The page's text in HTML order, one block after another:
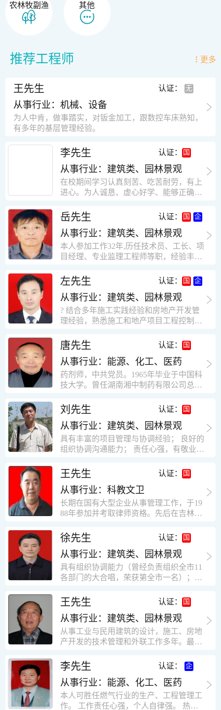
农林牧副渔 其他
推荐工程师 更多
王先生 认证：
从事行业：机械、设备
为人中肯，做事踏实，对钣金加工，跟数控车床熟知，
有多年的基层管理经验。
李先生 认证：
从事行业：建筑类、园林景观
在校期间学习认真刻苦、吃苦耐劳，有上
进心。为人诚恳、虚心好学、能够正确对
思想积极上进，接受能力和独立能力强，
有很强的团队精神和集体荣誉感。做事认
真负责，有很强的责任心。秉承山大扎
实、厚重的学风。为人正直、诚信、稳
重。有强烈的上进心、事业心。有很强的
工作学习认真踏实，能够吃苦耐劳，责任
心强。 性格外向、开朗，有良好的人
际关系和一定的组织能力。做事认真负
责、积极肯干。我有信心在今后的工作岗
位上发挥自己的才能!积极的人生观，在我
的字典中没有“放弃”，始终坚信只要努力
快掌握一种新事物的能力。我的格言：也
许我不是最好的，但我会做得更好。知识
面广泛，头脑灵活，思维开阔敏捷，极富
创新精神。
岳先生 认证：
从事行业：建筑类、园林景观
本人参加工作32年,历任技术员、工长、项
目经理、专业监理工程师等职，经验丰
计，工程经济技术分析，能适应建筑行业
各种岗位，组织协调能力强，技术全面，
适用工地管理． 本人1978年高中毕业，同
年参加工作，至今已在建筑行业工作了30
年。从1978年进入本县建筑公司学徒开始
目经理、专业监理工程师等职。 管理过许
多各种结构的工业及民用建筑。1984年至
1986年就职于新疆乌鲁木齐铁路局劳动服
务公司建筑三工区任技术员。参于管理的
项目有：职工居乐部游艺楼，4000平方，
砖混结构。职工电教楼，8000平方，框架
方。1987至1981988年爱聘于郑州市荥阳
第二建筑公司，任郑州市天然气公司基地
建设项目施工员。该项目有15层办公楼及
裙楼一栋8000平方。框架结构。住宅楼4
栋16000平方，6层砖混结构。1989年至19
术负责人，该项目为水泥生产线，该项目
有圆形连体熟料仓12，每个直径9米高41
米，砖混结构，皮带运输走廊一个，框架
结构长185米，高5.2米的框架结构。1991
年调入新乡市新营建筑公司历任：七里三
营乡刘庄火力发电厂项目经理，该项目有
平方装配式工业厂房，焦作市林果住宅小
区项目经理，该项目有住宅楼9栋6层砖混
结构，总建筑面积36000平方米。2004年
限公司专业监理工程师，广东重工监理有
限公司任专业监理工程师，监督的工程
有：广东东莞市花润雪花啤酒厂二期扩建
工程，该工程有钢结构工业厂房2栋，每
栋9000平方米。东莞市新世纪花苑，该工
场；一栋17层。2栋总面积32000平方米，
框架结构。南奥园金州商业步行街等工
程。30年的工作经验积累，使自己能适应
建筑行业的多种工作岗位。
左先生 认证：
从事行业：建筑类、园林景观
? 结合多年施工实践经验和房地产开发管
理经验，熟悉施工和地产项目工程控制要
意识，丰富的经营理念和管理手段，能独
立处理各种工程技术问题；具有较强的沟
通协调能力和组织管理能力； ? 近十多年
的房地产方面工作经验，现任职江苏雨润
农产品集团南昌公司副总经理兼工程总工
识，能够合理高效的做好企业内部管理和
人员结构调整；具有大型工程及房地产公
司管理经验，以及公关的能力和商务谈判
能力。 ? 自认为是个有良好职业道德、有
责任心、有敬业精神，能承受巨大工作压
力的职业经理人！……
唐先生 认证：
从事行业：能源、化工、医药
药剂师，中共党员。1965年毕业于中国科
技大学。曾任湖南湘中制药有限公司总工
员、理事。高级工程师，执业药师，中国
药学会高级会员。享受国务院津贴专家。
丙戊酸镁缓释片及其制备工艺国家发明专
利人。
刘先生 认证：
从事行业：建筑类、园林景观
具有丰富的项目管理与协调经验； 良好的
组织协调沟通能力； 责任心强，有敬业创
闭路电视监控系统、防盗报警系统、门禁
一卡通系统、停车场管理系统、巡更系
统、远程抄表系统等相关系统主流产品，
有较强的售前技术支持能力，并具有较丰
富的设备调试经验； 能独立完成系统集成
建与扩充经验，并具备教育训练能力；
王先生 认证：
从事行业：科教文卫
长期在国有大型企业从事管理工作，于19
88年参加并考取律师资格。先后在吉林油
辽宁华夏律师事务所和辽宁鑫诺律师事务
所执业。王律师在数十年的执业经历中，
多次与美国、英国、香港、北京、深圳等
地的律师共同办理法律事务。 对民商事的
诉讼和非诉讼的合同纠纷、劳动纠纷、债
对刑事案件、仲裁案件都颇有造诣。尤其
擅长处理涉及公司管理、企业改制，资产
收购重组等法律业务。王律师有多篇学术
论文在省部级会议和刊物上发表。数十年
的执业经历中，王律师经办了数百起诉讼
和非诉讼案件，取得了较好的经济效益和
律师一贯的工作作风；法律第一和当事人
合法权益第一，忠诚和敬业是王福营律师
的永恒的追求。
徐先生 认证：
从事行业：建筑类、园林景观
具有组织协调能力（曾经负责组织全市11
各部门的大合唱，荣获第全市一名）；知
等领域）；实际工作能力强，且经验丰
富。
王先生 认证：
从事行业：建筑类、园林景观
从事工业与民用建筑的设计，施工、房地
产开发的技术管理和外联工作多年。最大
最高26层。基础理论和专业技术知识功底
深厚，能熟练从事复杂技术工程的设计与
计算工作，有丰富的大中型工程项目的施
工技术经验。知识广博，设计、施工、予
决算、资产评估等都有较深造诣。曾独立
李先生 认证：
从事行业：能源、化工、医药
本人可胜任燃气行业的生产、工程管理工
作。 工作责任心强，个人自律强。 热爱